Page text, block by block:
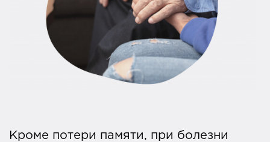
Кроме потери памяти, при болезни